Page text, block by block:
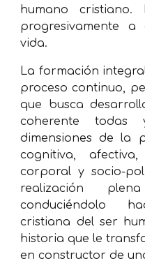
humano cristiano.
progresivamente
vida.
La formación
proceso continuo,
que busca
coherente
dimensiones de la
cognitiva, afectiva,
corporal y socio-
realización
conduciéndolo
cristiana delser
historia que le
en constructor de